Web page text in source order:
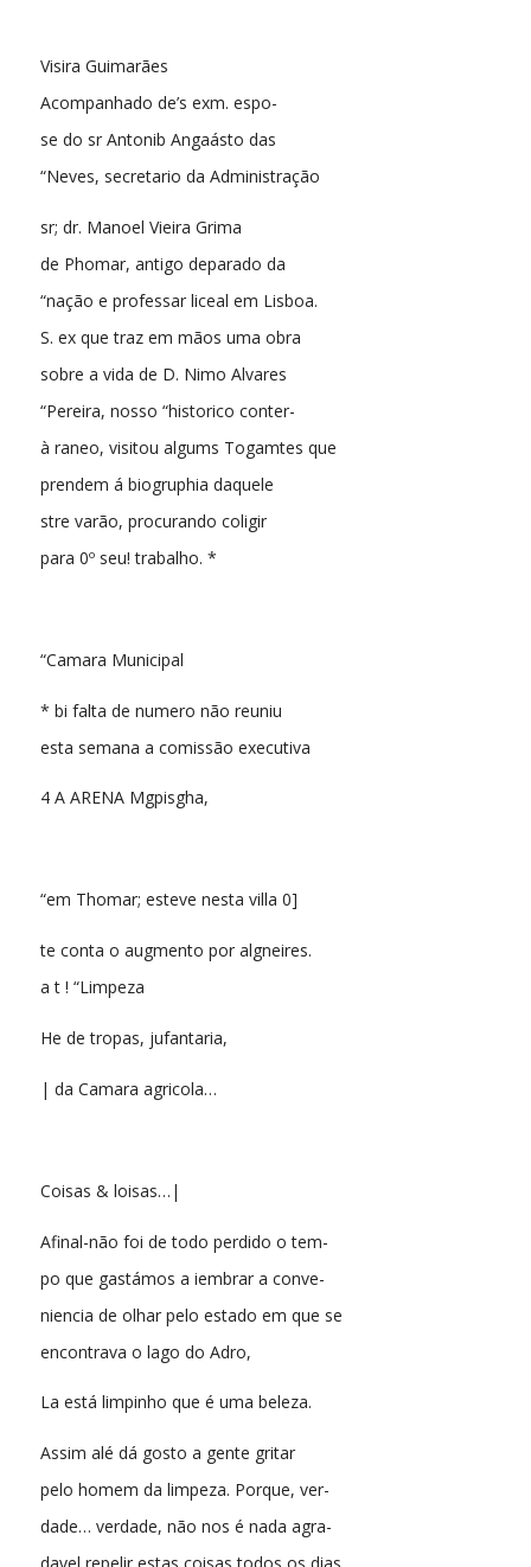
Visira Guimarães
Acompanhado de’s exm. espo-
se do sr Antonib Angaásto das
“Neves, secretario da Administração
sr; dr. Manoel Vieira Grima
de Phomar, antigo deparado da
“nação e professar liceal em Lisboa.
S. ex que traz em mãos uma obra
sobre a vida de D. Nimo Alvares
“Pereira, nosso “historico conter-
à raneo, visitou algums Togamtes que
prendem á biogruphia daquele
stre varão, procurando coligir
para 0º seu! trabalho. *
“Camara Municipal
* bi falta de numero não reuniu
esta semana a comissão executiva
4 A ARENA Mgpisgha,
“em Thomar; esteve nesta villa 0]
te conta o augmento por algneires.
a t ! “Limpeza
He de tropas, jufantaria,
| da Camara agricola…
Coisas & loisas…|
Afinal-não foi de todo perdido o tem-
po que gastámos a iembrar a conve-
niencia de olhar pelo estado em que se
encontrava o lago do Adro,
La está limpinho que é uma beleza.
Assim alé dá gosto a gente gritar
pelo homem da limpeza. Porque, ver-
dade… verdade, não nos é nada agra-